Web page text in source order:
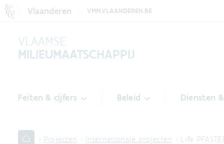
Vlaanderen VMM.VLAANDEREN.BE
VLAAMSE
MILIEUMAATSCHAPPIJ
Feiten & cijfers Beleid Diensten
Projecten Internationale projecten Life